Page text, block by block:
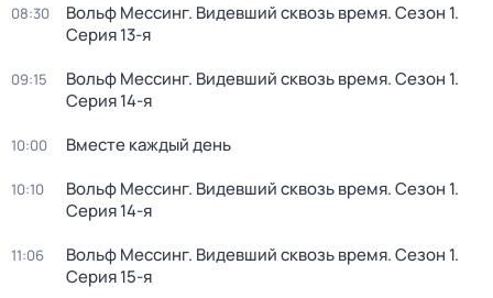
08:30 Вольф Мессинг. Видевший сквозь время. Сезон 1.
Серия 13-я
09:15 Вольф Мессинг. Видевший сквозь время. Сезон 1.
Серия 14-я
10:00 Вместе каждый день
10:10 Вольф Мессинг. Видевший сквозь время. Сезон 1.
Серия 14-я
11:06 Вольф Мессинг. Видевший сквозь время. Сезон 1.
Серия 15-я